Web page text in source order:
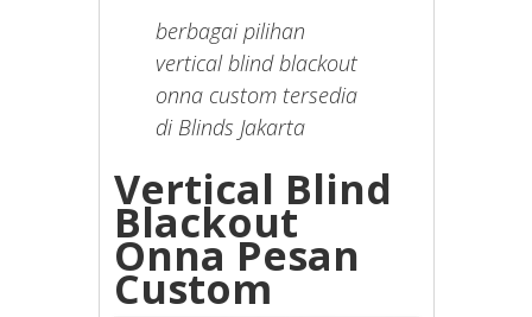
berbagai pilihan
vertical blind blackout
onna custom tersedia
di Blinds Jakarta
Vertical Blind
Blackout
Onna Pesan
Custom